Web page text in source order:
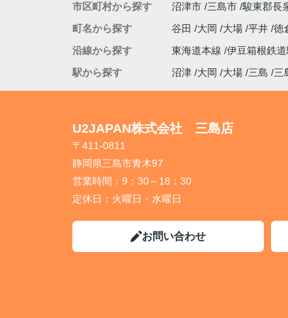
市区町村から探す 沼津市 三島市 駿東郡長
町名から探す
谷田 大岡 大場 平井 徳
沿線から探す
東海道本線 伊豆箱根鉄
駅から探す
沼津 大岡 大場 三島 三
U2JAPAN株式会社 三島店
〒411-0811
静岡県三島市青木97
営業時間： 9：30～18：30
定休日： 火曜日・水曜日
お問い合わせ